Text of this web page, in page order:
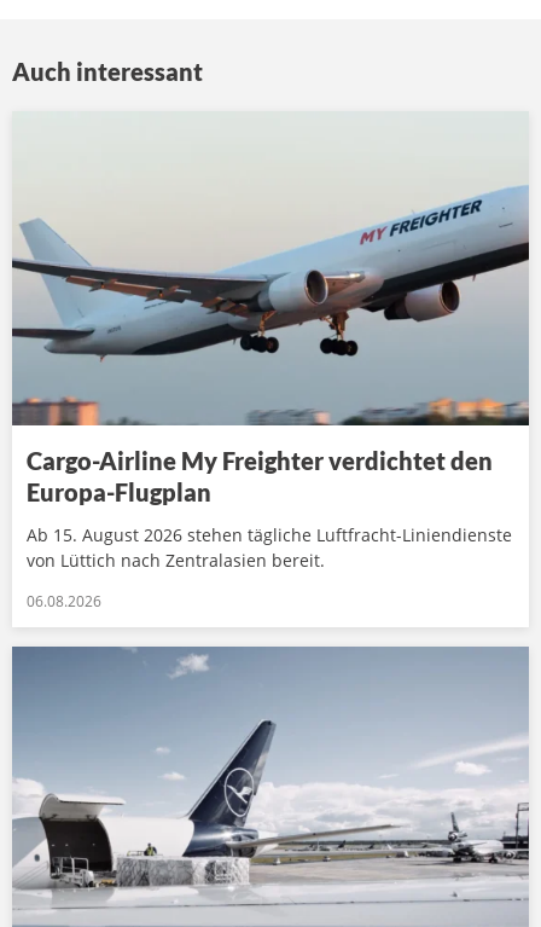
Auch interessant
Cargo-Airline My Freighter verdichtet den
Europa-Flugplan
Ab 15. August 2026 stehen tägliche Luftfracht-Liniendienste
von Lüttich nach Zentralasien bereit.
06.08.2026